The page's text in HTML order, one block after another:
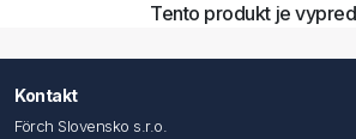
Tento produkt je
Kontakt
Förch Slovensko s.r.o.